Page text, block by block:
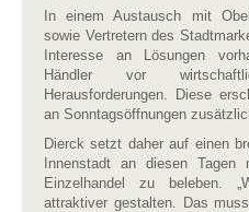
In einem Austausch mit
sowie Vertretern des
Interesse an Lösungen
Händler vor
Herausforderungen. Diese
an Sonntagsöffnungen
Dierck setzt daher auf einen
Innenstadt an diesen Tagen
Einzelhandel zu beleben.
attraktiver gestalten. Das